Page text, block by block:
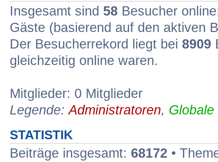
Insgesamt sind 58 Besucher
Gäste (basierend auf den aktiven
Der Besucherrekord liegt bei 8909
gleichzeitig online waren.
Mitglieder: 0 Mitglieder
Legende:Administratoren,
STATISTIK
Beiträge insgesamt: 68172 •